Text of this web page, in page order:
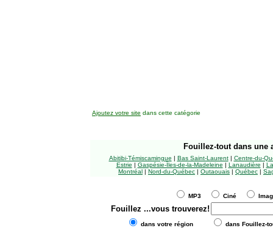
Ajoutez votre site dans cette catégorie
Fouillez-tout dans une
Abitibi-Témiscamingue | Bas Saint-Laurent| Centre-du-
Estrie | Gaspésie-Îles-de-la-Madeleine | Lanaudière |
Montréal | Nord-du-Québec | Outaouais | Québec |
MP3 Ciné
Fouillez ...vous trouverez!
dans votre région dans Fouillez-